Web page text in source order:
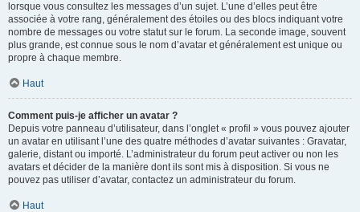
lorsque vous consultez les messages d’un sujet. L’une d’elles peut être
associée à votre rang, généralement des étoiles ou des blocs indiquant votre
nombre de messages ou votre statut sur le forum. La seconde image, souvent
plus grande, est connue sous le nom d’avatar et généralement est unique ou
propre à chaque membre.
Haut
Comment puis-je afficher un avatar ?
Depuis votre panneau d’utilisateur, dans l’onglet « profil » vous pouvez ajouter
un avatar en utilisant l’une des quatre méthodes d’avatar suivantes : Gravatar,
galerie, distant ou importé. L’administrateur du forum peut activer ou non les
avatars et décider de la manière dont ils sont mis à disposition. Si vous ne
pouvez pas utiliser d’avatar, contactez un administrateur du forum.
Haut